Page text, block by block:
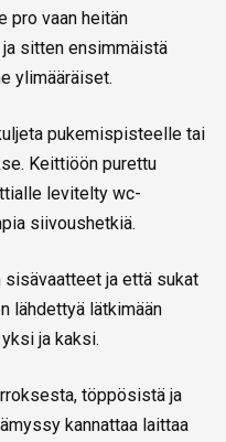
pro vaan heitän
sitten ensimmäistä
ylimääräiset.
pukemispisteelle tai
Keittiöön purettu
levitelty wc-
siivoushetkiä.
ja että sukat
lähdettyä lätkimään
ja kaksi.
töppösistä ja
kannattaa laittaa